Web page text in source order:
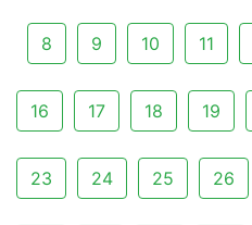
8 9 10 11
16 17 18 19
23 24 25 26